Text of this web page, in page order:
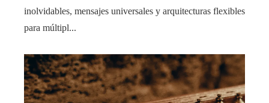
inolvidables, mensajes universales y arquitecturas flexibles
para múltipl...